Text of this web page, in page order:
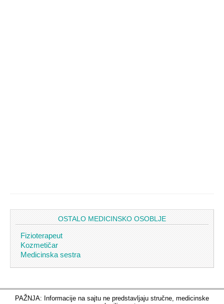
OSTALO MEDICINSKO OSOBLJE
Fizioterapeut
Kozmetičar
Medicinska sestra
PAŽNJA: Informacije na sajtu ne predstavljaju stručne, medicinske